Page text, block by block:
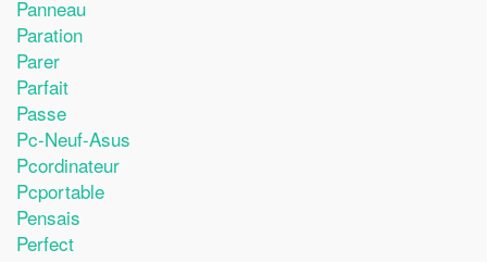
Panneau
Paration
Parer
Parfait
Passe
Pc-Neuf-Asus
Pcordinateur
Pcportable
Pensais
Perfect